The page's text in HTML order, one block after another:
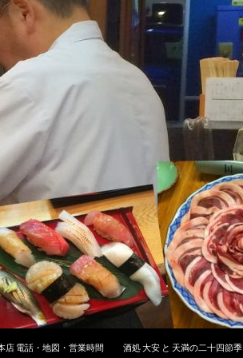
店 電話・地図・営業時間 酒処 大安 と 天満の二十四節季